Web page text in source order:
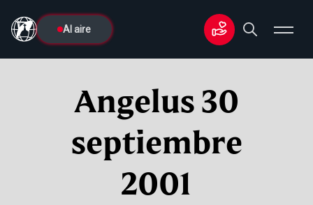
Al aire
Angelus 30
septiembre
2001